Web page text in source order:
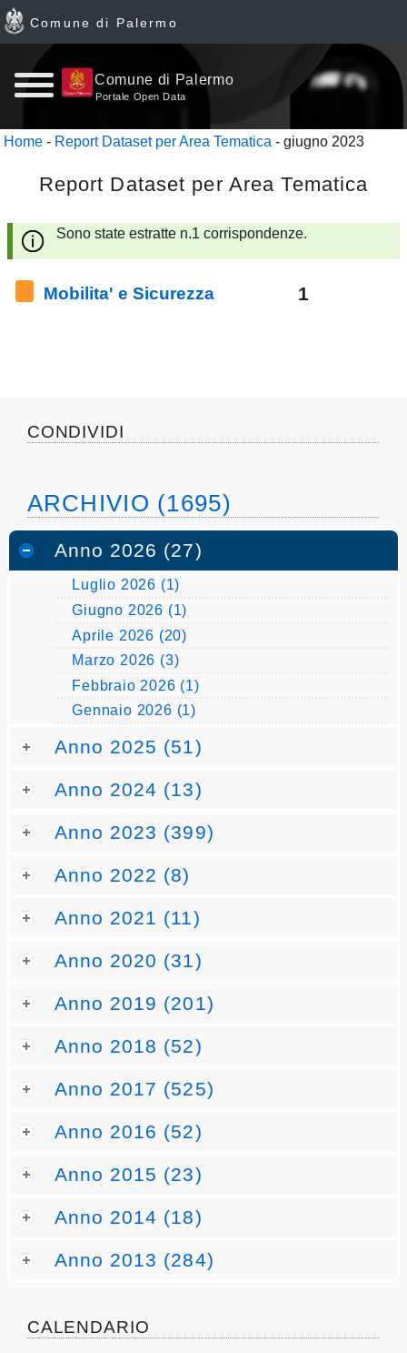
Home
Dataset
Ultimi
pubblicazioni
Documenti
Linee
Comune di Palermo
Comune di Palermo
Portale Open Data
Home - Report Dataset per Area Tematica - giugno 2023
Report Dataset per Area Tematica
Sono state estratte n.1 corrispondenze.
Mobilita' e Sicurezza 1
CONDIVIDI
ARCHIVIO (1695)
Anno 2026 (27)
Luglio 2026 (1)
Giugno 2026 (1)
Aprile 2026 (20)
Marzo 2026 (3)
Febbraio 2026 (1)
Gennaio 2026 (1)
Anno 2025 (51)
Anno 2024 (13)
Anno 2023 (399)
Anno 2022 (8)
Anno 2021 (11)
Anno 2020 (31)
Anno 2019 (201)
Anno 2018 (52)
Anno 2017 (525)
Anno 2016 (52)
Anno 2015 (23)
Anno 2014 (18)
Anno 2013 (284)
CALENDARIO